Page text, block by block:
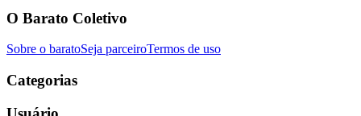
O Barato Coletivo
Sobre o baratoSeja parceiroTermos de uso
Categorias